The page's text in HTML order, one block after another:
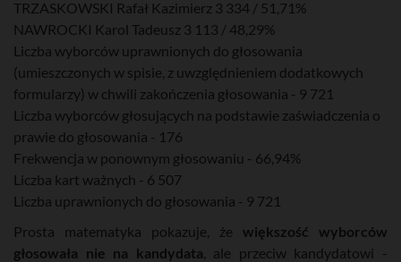
TRZASKOWSKI Rafał Kazimierz 3 334 / 51,71%
NAWROCKI Karol Tadeusz 3 113 / 48,29%
Liczba wyborców uprawnionych do głosowania
(umieszczonych w spisie, z uwzględnieniem dodatkowych
formularzy) w chwili zakończenia głosowania - 9 721
Liczba wyborców głosujących na podstawie zaświadczenia o
prawie do głosowania - 176
Frekwencja w ponownym głosowaniu - 66,94%
Liczba kart ważnych - 6 507
Liczba uprawnionych do głosowania - 9 721
Prosta matematyka pokazuje, że większość wyborców
głosowała nie na kandydata , ale przeciw kandydatowi -